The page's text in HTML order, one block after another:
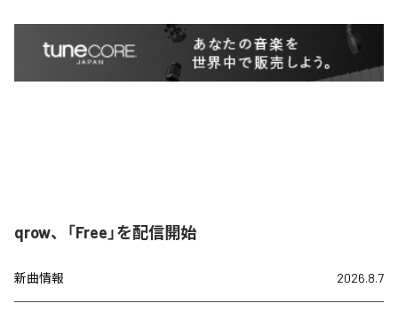
qrow、「Free」を配信開始
新曲情報 2026.8.7